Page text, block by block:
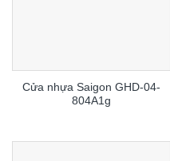
Cửa nhựa Saigon GHD-04-
804A1g